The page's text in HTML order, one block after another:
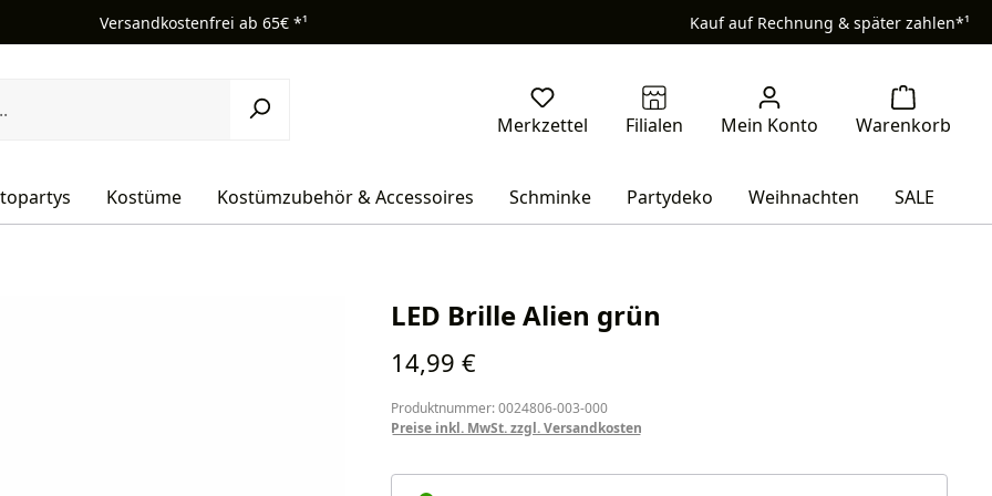
Versandkostenfrei ab 65€ *¹ Kauf auf Rechnung & später zahlen*¹
Kostüme Kostümzubehör & Accessoires Schminke Partydeko Weihnachten SALE
LED Brille Alien grün
Regulärer Preis:
14,99 €
Produktnummer: 0024806-003-000
Preise inkl. MwSt. zzgl. Versandkosten